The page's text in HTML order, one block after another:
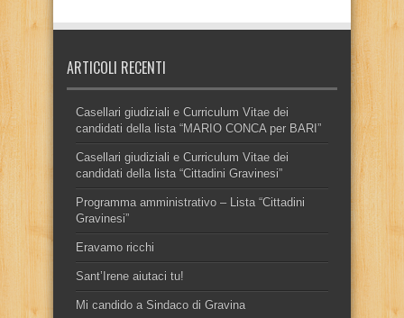
ARTICOLI RECENTI
Casellari giudiziali e Curriculum Vitae dei
candidati della lista “MARIO CONCA per BARI”
Casellari giudiziali e Curriculum Vitae dei
candidati della lista “Cittadini Gravinesi”
Programma amministrativo – Lista “Cittadini
Gravinesi”
Eravamo ricchi
Sant’Irene aiutaci tu!
Mi candido a Sindaco di Gravina